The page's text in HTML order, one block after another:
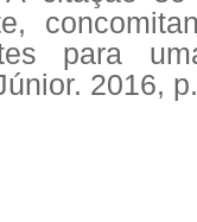
para
2016,